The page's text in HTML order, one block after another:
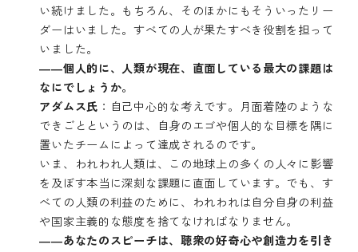
い続けました。もちろん、そのほかにもそういったリー
ダーはいました。すべての人が果たすべき役割を担って
いました。
――個人的に、人類が現在、直面している最大の課題は
なにでしょうか。
アダムス氏 ：自己中心的な考えです。月面着陸のような
できごとというのは、自身のエゴや個人的な目標を隅に
置いたチームによって達成されるのです。
いま、われわれ人類は、この地球上の多くの人々に影響
を及ぼす本当に深刻な課題に直面しています。でも、す
べての人類の利益のために、われわれは自分自身の利益
や国家主義的な態度を捨てなければなりません。
――あなたのスピーチは、聴衆の好奇心や創造力を引き